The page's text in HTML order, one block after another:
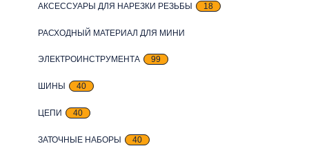
АКСЕССУАРЫ ДЛЯ НАРЕЗКИ РЕЗЬБЫ 18
РАСХОДНЫЙ МАТЕРИАЛ ДЛЯ МИНИ
ЭЛЕКТРОИНСТРУМЕНТА 99
ШИНЫ 40
ЦЕПИ 40
ЗАТОЧНЫЕ НАБОРЫ 40